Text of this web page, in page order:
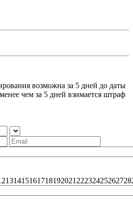
возможна за 5 дней до даты
чем за 5 дней взимается штраф
131415161718192021 22232425262728